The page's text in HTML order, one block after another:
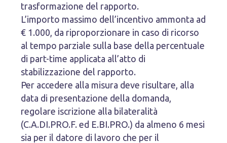
trasformazione del rapporto.
L’importo massimo dell’incentivo ammonta ad
€ 1.000, da riproporzionare in caso di ricorso
al tempo parziale sulla base della percentuale
di part-time applicata all’atto di
stabilizzazione del rapporto.
Per accedere alla misura deve risultare, alla
data di presentazione della domanda,
regolare iscrizione alla bilateralità
(C.A.DI.PRO.F. ed E.BI.PRO.) da almeno 6 mesi
sia per il datore di lavoro che per il